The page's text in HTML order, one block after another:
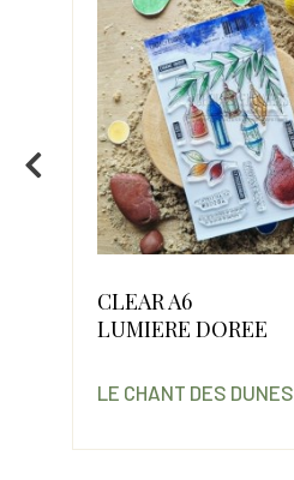
CLEAR A6
LUMIERE DOREE
LE CHANT DES DUNES